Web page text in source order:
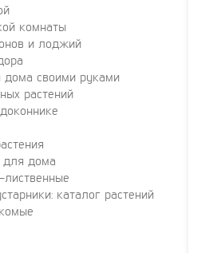
комнаты
и лоджий
своими руками
растений
дома
каталог растений